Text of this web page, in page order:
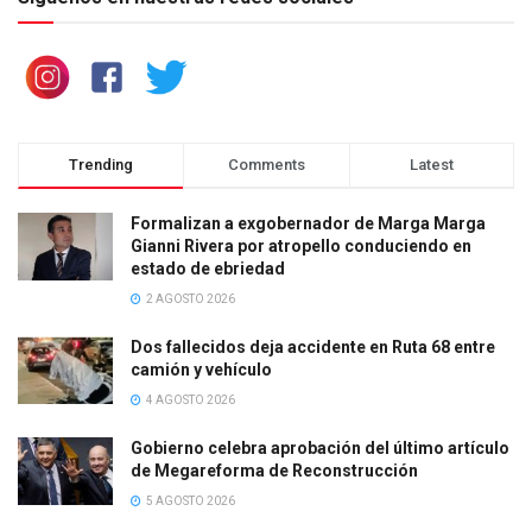
Trending Comments Latest
Formalizan a exgobernador de Marga Marga
Gianni Rivera por atropello conduciendo en
estado de ebriedad
2 AGOSTO 2026
Dos fallecidos deja accidente en Ruta 68 entre
camión y vehículo
4 AGOSTO 2026
Gobierno celebra aprobación del último artículo
de Megareforma de Reconstrucción
5 AGOSTO 2026